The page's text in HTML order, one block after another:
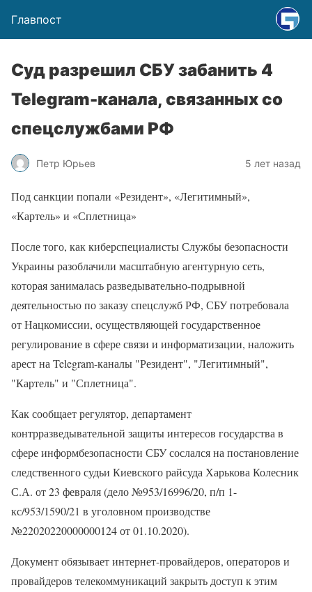
Главпост
Суд разрешил СБУ забанить 4
Telegram-канала, связанных со
спецслужбами РФ
Петр Юрьев 5 лет назад
Под санкции попали «Резидент», «Легитимный»,
«Картель» и «Сплетница»
После того, как киберспециалисты Службы безопасности
Украины разоблачили масштабную агентурную сеть,
которая занималась разведывательно-подрывной
деятельностью по заказу спецслужб РФ, СБУ потребовала
от Нацкомиссии, осуществляющей государственное
регулирование в сфере связи и информатизации, наложить
арест на Telegram-каналы "Резидент", "Легитимный",
"Картель" и "Сплетница".
Как сообщает регулятор, департамент
контрразведывательной защиты интересов государства в
сфере информбезопасности СБУ сослался на постановление
следственного судьи Киевского райсуда Харькова Колесник
С.А. от 23 февраля (дело №953/16996/20, п/п 1-
кс/953/1590/21 в уголовном производстве
№22020220000000124 от 01.10.2020).
Документ обязывает интернет-провайдеров, операторов и
провайдеров телекоммуникаций закрыть доступ к этим